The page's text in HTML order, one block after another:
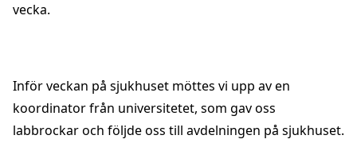
vecka.
Inför veckan på sjukhuset möttes vi upp av en
koordinator från universitetet, som gav oss
labbrockar och följde oss till avdelningen på sjukhuset.